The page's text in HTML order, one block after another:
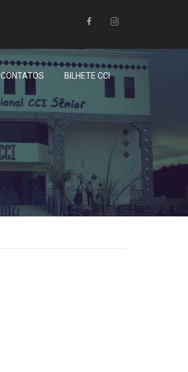
CONTATOS BILHETE CCI